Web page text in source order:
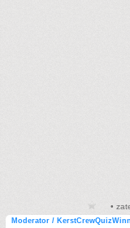
•
Moderator /